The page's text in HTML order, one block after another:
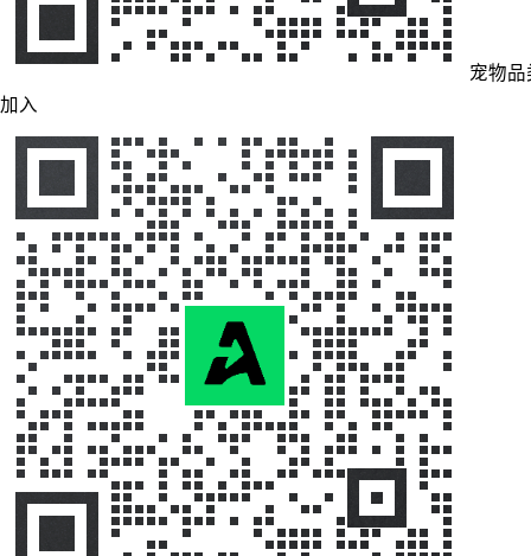
宠物
加入